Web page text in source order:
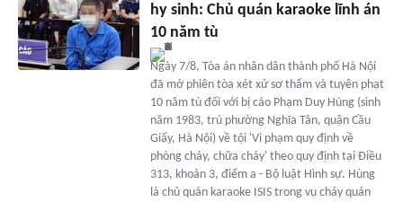
hy sinh: Chủ quán karaoke lĩnh án
10 năm tù
Ngày 7/8, Tòa án nhân dân thành phố Hà Nội
đã mở phiên tòa xét xử sơ thẩm và tuyên phạt
10 năm tù đối với bị cáo Phạm Duy Hùng (sinh
năm 1983, trú phường Nghĩa Tân, quận Cầu
Giấy, Hà Nội) về tội 'Vi phạm quy định về
phòng cháy, chữa cháy' theo quy định tại Điều
313, khoản 3, điểm a - Bộ luật Hình sự. Hùng
là chủ quán karaoke ISIS trong vụ cháy quán